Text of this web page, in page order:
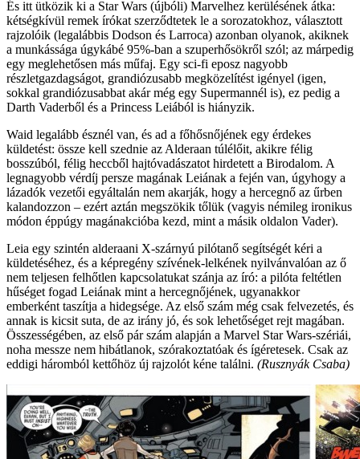
És itt ütközik ki a Star Wars (újbóli) Marvelhez kerülésének átka:
kétségkívül remek írókat szerződtetek le a sorozatokhoz, választott
rajzolóik (legalábbis Dodson és Larroca) azonban olyanok, akiknek
a munkássága úgykábé 95%-ban a szuperhősökről szól; az márpedig
egy meglehetősen más műfaj. Egy sci-fi eposz nagyobb
részletgazdagságot, grandiózusabb megközelítést igényel (igen,
sokkal grandiózusabbat akár még egy Supermannél is), ez pedig a
Darth Vaderből és a Princess Leiából is hiányzik.
Waid legalább észnél van, és ad a főhősnőjének egy érdekes
küldetést: össze kell szednie az Alderaan túlélőit, akikre félig
bosszúból, félig heccből hajtóvadászatot hirdetett a Birodalom. A
legnagyobb vérdíj persze magának Leiának a fején van, úgyhogy a
lázadók vezetői egyáltalán nem akarják, hogy a hercegnő az űrben
kalandozzon – ezért aztán megszökik tőlük (vagyis némileg ironikus
módon éppúgy magánakcióba kezd, mint a másik oldalon Vader).
Leia egy szintén alderaani X-szárnyú pilótanő segítségét kéri a
küldetéséhez, és a képregény szívének-lelkének nyilvánvalóan az ő
nem teljesen felhőtlen kapcsolatukat szánja az író: a pilóta feltétlen
hűséget fogad Leiának mint a hercegnőjének, ugyanakkor
emberként taszítja a hidegsége. Az első szám még csak felvezetés, és
annak is kicsit suta, de az irány jó, és sok lehetőséget rejt magában.
Összességében, az első pár szám alapján a Marvel Star Wars-szériái,
noha messze nem hibátlanok, szórakoztatóak és ígéretesek. Csak az
eddigi háromból kettőhöz új rajzolót kéne találni. (Rusznyák Csaba)